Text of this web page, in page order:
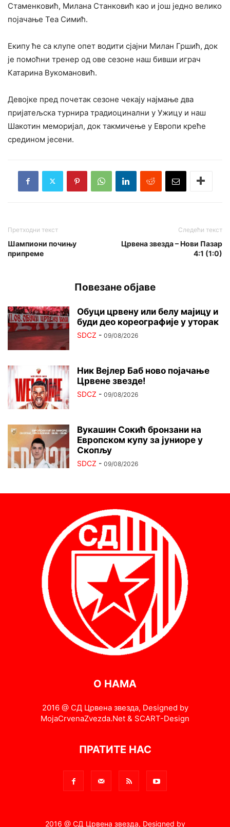
Стаменковић, Милана Станковић као и још једно велико
појачање Теа Симић.
Екипу ће са клупе опет водити сјајни Милан Гршић, док
је помоћни тренер од ове сезоне наш бивши играч
Катарина Вукомановић.
Девојке пред почетак сезоне чекају најмање два
пријатељска турнира традиоцинални у Ужицу и наш
Шакотин меморијал, док такмичење у Европи креће
средином јесени.
Претходни текст
Шампиони почињу
припреме
Следећи текст
Црвена звезда – Нови Пазар
4:1 (1:0)
Повезане објаве
Обуци црвену или белу мајицу и
буди део кореографије у уторак
SDCZ - 09/08/2026
Ник Вејлер Баб ново појачање
Црвене звезде!
SDCZ - 09/08/2026
Вукашин Сокић бронзани на
Европском купу за јуниоре у
Скопљу
SDCZ - 09/08/2026
О НАМА
2016 @ СД Црвена звезда, Designed by
MojaCrvenaZvezda.Net & SCART-Design
ПРАТИТЕ НАС
2016 @ СД Црвена звезда, Designed by